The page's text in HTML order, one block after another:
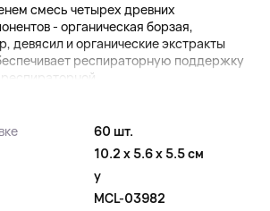
смесь четырех древних
- органическая борзая,
девясил и органические экстракты
респираторную поддержку
60 шт.
10.2 x 5.6 x 5.5 см
y
MCL-03982